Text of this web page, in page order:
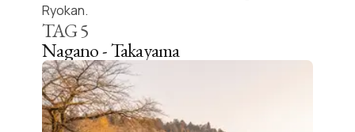
Ryokan.
TAG5
Nagano - Takayama